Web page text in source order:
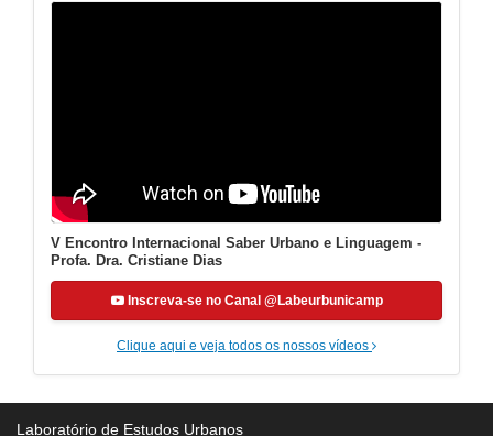
V Encontro Internacional Saber Urbano e Linguagem -
Profa. Dra. Cristiane Dias
Inscreva-se no Canal @Labeurbunicamp
Clique aqui e veja todos os nossos vídeos
Laboratório de Estudos Urbanos